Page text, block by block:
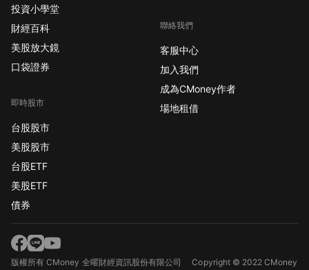
投資小學堂
財經百科
美股放大鏡
口袋證券
即時股市
台股股市
美股股市
台股ETF
美股ETF
債券
聯絡我們
客服中心
加入我們
成為CMoney作者
場地租借
版權所有 CMoney 全曜財經資訊股份有限公司Copyright © 2022 CMoney